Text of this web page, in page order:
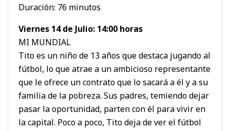
Duración: 76 minutos
Viernes 14 de Julio: 14:00 horas
MI MUNDIAL
Tito es un niño de 13 años que destaca jugando al
fútbol, lo que atrae a un ambicioso representante
que le ofrece un contrato que lo sacará a él y a su
familia de la pobreza. Sus padres, temiendo dejar
pasar la oportunidad, parten con él para vivir en
la capital. Poco a poco, Tito deja de ver el fútbol